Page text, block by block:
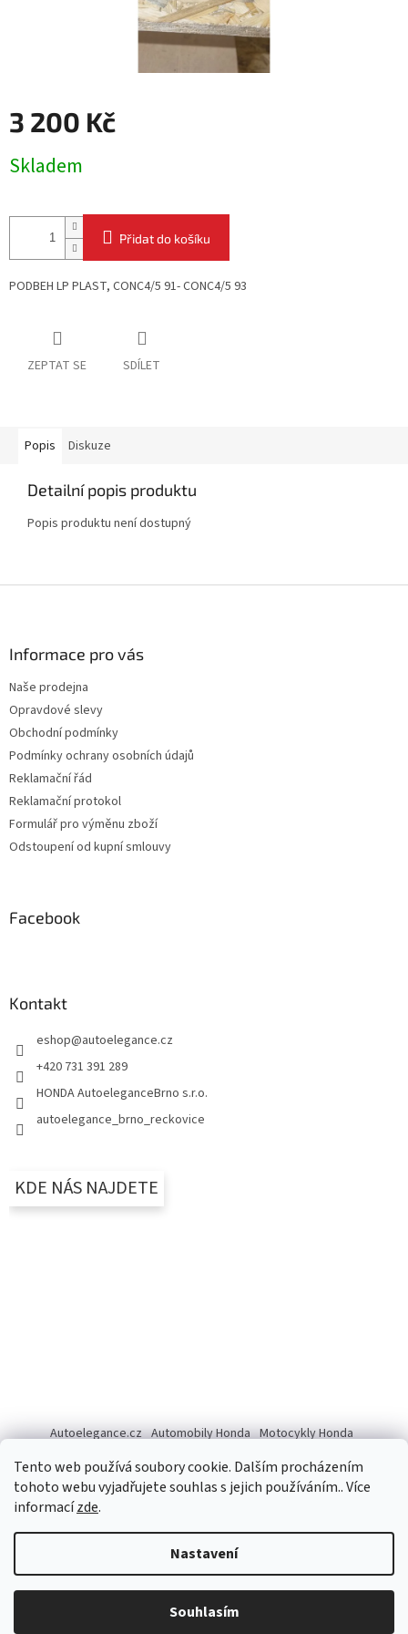
Tento web používá soubory cookie. Dalším procházením
tohoto webu vyjadřujete souhlas s jejich používáním.. Více
informacízde.
Nastavení
Souhlasím
3 200 Kč
cena:
Skladem
Přidat do košíku
PODBEH LP PLAST, CONC4/5 91- CONC4/5 93
ZEPTAT SE SDÍLET
Popis Diskuze
Detailní popis produktu
Popis produktu není dostupný
Informace pro vás
Naše prodejna
Opravdové slevy
Obchodní podmínky
Podmínky ochrany osobních údajů
Reklamační řád
Reklamační protokol
Formulář pro výměnu zboží
Odstoupení od kupní smlouvy
Facebook
Kontakt
eshop@autoelegance.cz
+420 731 391 289
HONDA AutoeleganceBrno s.r.o.
autoelegance_brno_reckovice
KDE NÁS NAJDETE
Autoelegance.cz Automobily Honda Motocykly Honda
Copyright 2026Autoelegance Brno s.r.o.. Všechna práva
vyhrazena.